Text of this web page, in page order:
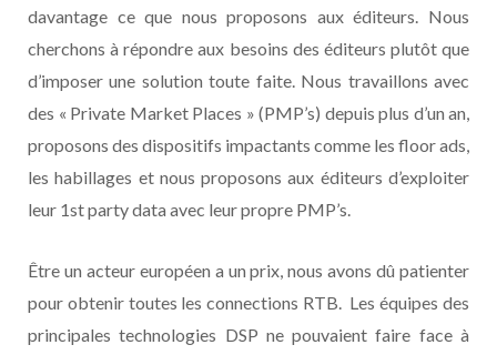
davantage ce que nous proposons aux éditeurs. Nous
cherchons à répondre aux besoins des éditeurs plutôt que
d’imposer une solution toute faite. Nous travaillons avec
des « Private Market Places » (PMP’s) depuis plus d’un an,
proposons des dispositifs impactants comme les floor ads,
les habillages et nous proposons aux éditeurs d’exploiter
leur 1st party data avec leur propre PMP’s.
Être un acteur européen a un prix, nous avons dû patienter
pour obtenir toutes les connections RTB. Les équipes des
principales technologies DSP ne pouvaient faire face à